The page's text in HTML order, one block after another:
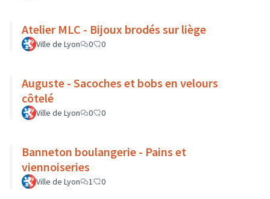
Atelier MLC - Bijoux brodés sur liège
Ville de Lyon 0 0
Auguste - Sacoches et bobs en velours
côtelé
Ville de Lyon 0 0
Banneton boulangerie - Pains et
viennoiseries
Ville de Lyon 1 0